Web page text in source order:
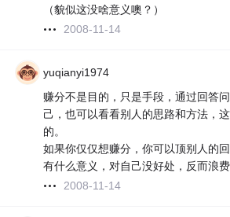
（貌似这没啥意义噢？）
2008-11-14
yuqianyi1974
赚分不是目的，只是手段，通过回答
己，也可以看看别人的思路和方法，
的。
如果你仅仅想赚分，你可以顶别人的
有什么意义，对自己没好处，反而浪
2008-11-14